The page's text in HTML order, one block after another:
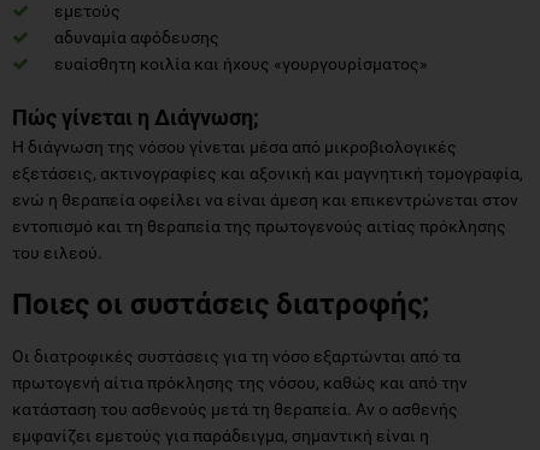
εμετούς
αδυναμία αφόδευσης
ευαίσθητη κοιλία και ήχους «γουργουρίσματος»
Πώς γίνεται η Διάγνωση;
Η διάγνωση της νόσου γίνεται μέσα από μικροβιολογικές
εξετάσεις, ακτινογραφίες και αξονική και μαγνητική τομογραφία,
ενώ η θεραπεία οφείλει να είναι άμεση και επικεντρώνεται στον
εντοπισμό και τη θεραπεία της πρωτογενούς αιτίας πρόκλησης
του ειλεού.
Ποιες οι συστάσεις διατροφής;
Οι διατροφικές συστάσεις για τη νόσο εξαρτώνται από τα
πρωτογενή αίτια πρόκλησης της νόσου, καθώς και από την
κατάσταση του ασθενούς μετά τη θεραπεία. Αν ο ασθενής
εμφανίζει εμετούς για παράδειγμα, σημαντική είναι η